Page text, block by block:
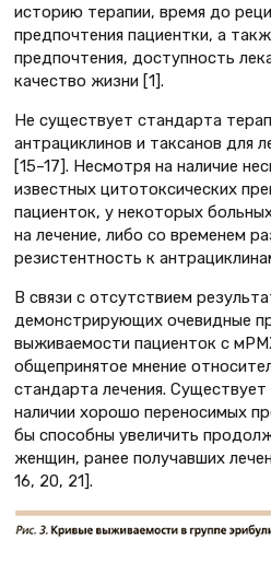
историю терапии, время до
предпочтения пациентки, а
предпочтения, доступность
качество жизни [1].
Не существует стандарта
антрациклинов и таксанов для
[15–17]. Несмотря на наличие
известных цитотоксических
пациенток, у некоторых
на лечение, либо со временем
резистентность к
В связи с отсутствием
демонстрирующих очевидные
выживаемости пациенток с
общепринятое мнение
стандарта лечения.
наличии хорошо переносимых
бы способны увеличить
женщин, ранее получавших
16, 20, 21].